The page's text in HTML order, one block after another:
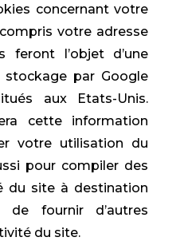
concernant votre
votre adresse
feront l’objet d’une
stockage par Google
aux Etats-Unis.
cette information
votre utilisation du
pour compiler des
du site à destination
fournir d’autres
du site.